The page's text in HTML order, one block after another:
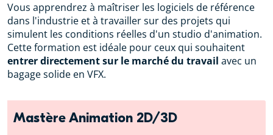
Vous apprendrez à maîtriser les logiciels de référence
dans l'industrie et à travailler sur des projets qui
simulent les conditions réelles d'un studio d'animation.
Cette formation est idéale pour ceux qui souhaitent
entrer directement sur le marché du travail avec un
bagage solide en VFX.
Mastère Animation 2D/3D